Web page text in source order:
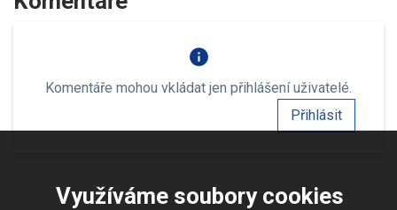
info
Komentáře mohou vkládat jen přihlášení uživatelé.
Přihlásit
Využíváme soubory cookies